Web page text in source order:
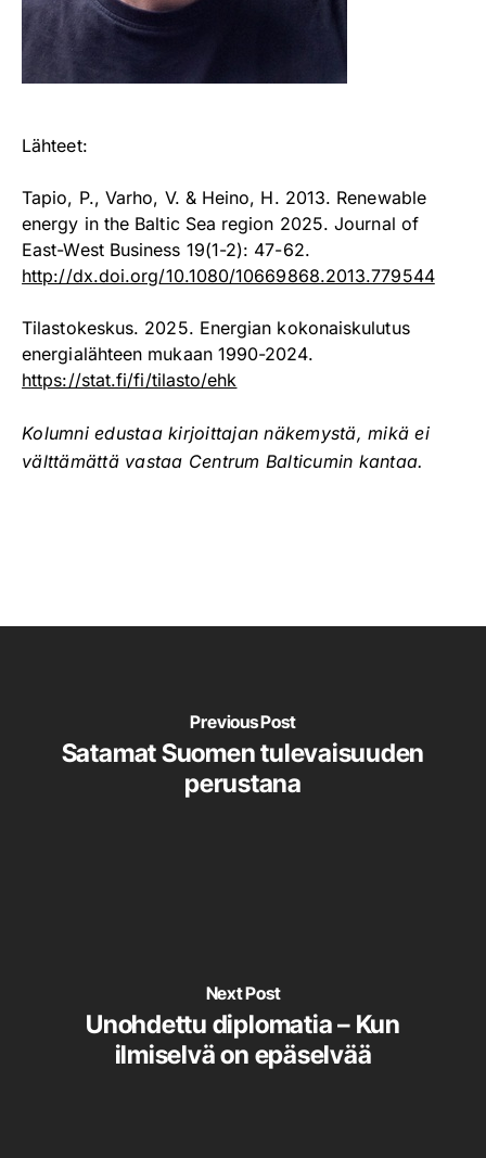
Lähteet:
Tapio, P., Varho, V. & Heino, H. 2013. Renewable
energy in the Baltic Sea region 2025. Journal of
East-West Business 19(1-2): 47-62.
http://dx.doi.org/10.1080/10669868.2013.779544
Tilastokeskus. 2025. Energian kokonaiskulutus
energialähteen mukaan 1990-2024.
https://stat.fi/fi/tilasto/ehk
Kolumni edustaa kirjoittajan näkemystä, mikä ei
välttämättä vastaa Centrum Balticumin kantaa.
Previous Post
Satamat Suomen tulevaisuuden
perustana
Next Post
Unohdettu diplomatia – Kun
ilmiselvä on epäselvää